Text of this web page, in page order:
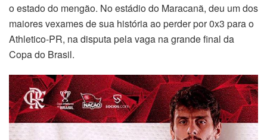
o estado do mengão. No estádio do Maracanã, deu um dos
maiores vexames de sua história ao perder por 0x3 para o
Athletico-PR, na disputa pela vaga na grande final da
Copa do Brasil.